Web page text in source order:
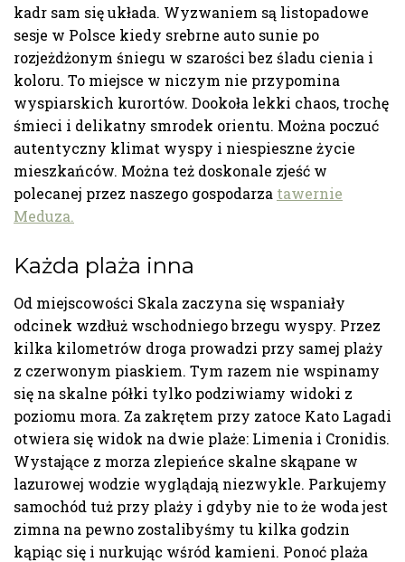
kadr sam się układa. Wyzwaniem są listopadowe
sesje w Polsce kiedy srebrne auto sunie po
rozjeżdżonym śniegu w szarości bez śladu cienia i
koloru. To miejsce w niczym nie przypomina
wyspiarskich kurortów. Dookoła lekki chaos, trochę
śmieci i delikatny smrodek orientu. Można poczuć
autentyczny klimat wyspy i niespieszne życie
mieszkańców. Można też doskonale zjeść w
polecanej przez naszego gospodarza tawernie
Meduza.
Każda plaża inna
Od miejscowości Skala zaczyna się wspaniały
odcinek wzdłuż wschodniego brzegu wyspy. Przez
kilka kilometrów droga prowadzi przy samej plaży
z czerwonym piaskiem. Tym razem nie wspinamy
się na skalne półki tylko podziwiamy widoki z
poziomu mora. Za zakrętem przy zatoce Kato Lagadi
otwiera się widok na dwie plaże: Limenia i Cronidis.
Wystające z morza zlepieńce skalne skąpane w
lazurowej wodzie wyglądają niezwykle. Parkujemy
samochód tuż przy plaży i gdyby nie to że woda jest
zimna na pewno zostalibyśmy tu kilka godzin
kąpiąc się i nurkując wśród kamieni. Ponoć plaża